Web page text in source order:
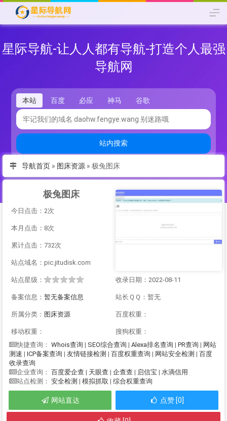
星际导航-让人人都有导航-打造个人最强
导航网
本站 百度 必应 神马 谷歌
站内搜索
导航首页 » 图床资源 » 极兔图床
极兔图床
今日点击：2次
本月点击：8次
累计点击：732次
站点域名：pic.jitudisk.com
站点星级： 收录日期：2022-08-11
备案信息： 暂无备案信息 站长ＱＱ：暂无
所属分类： 图床资源 百度权重：
移动权重： 搜狗权重：
快捷查询： Whois查询 | SEO综合查询 | Alexa排名查询 | PR查询 | 网站
测速 | ICP备案查询 | 友情链接检测 | 百度权重查询 | 网站安全检测 | 百度
收录查询
企业查询： 百度爱企查 | 天眼查 | 企查查 | 启信宝 | 水滴信用
站点检测： 安全检测 | 模拟抓取 | 综合权重查询
网站直达 点赞 [0]